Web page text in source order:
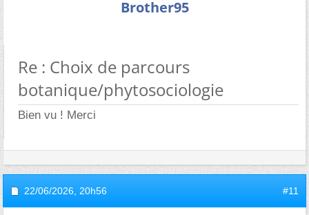
Brother95
Re : Choix de parcours
botanique/phytosociologie
Bien vu ! Merci
22/06/2026, 20h56 #11